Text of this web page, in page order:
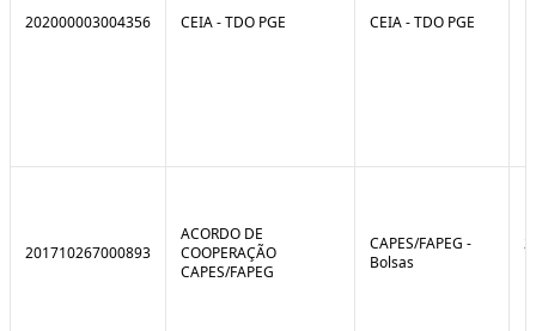
202000003004356 CEIA - TDO PGE CEIA - TDO PGE
201710267000893
ACORDO DE
COOPERAÇÃO
CAPES/FAPEG
CAPES/FAPEG -
Bolsas